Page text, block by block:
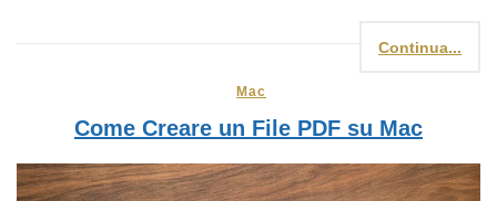
Continua...
Mac
Come Creare un File PDF su Mac